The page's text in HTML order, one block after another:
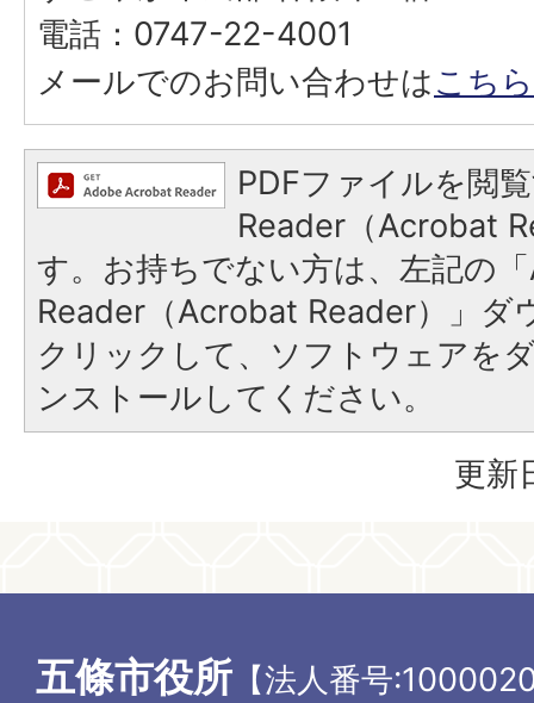
電話：0747-22-4001
メールでのお問い合わせはこちら
PDFファイルを閲
Reader（Acrobat
す。お持ちでない方は、左記の
Reader（Acrobat Reader）」ダ
クリックして、ソフトウェアを
ンストールしてください。
更新
五條市役所 【法人番号